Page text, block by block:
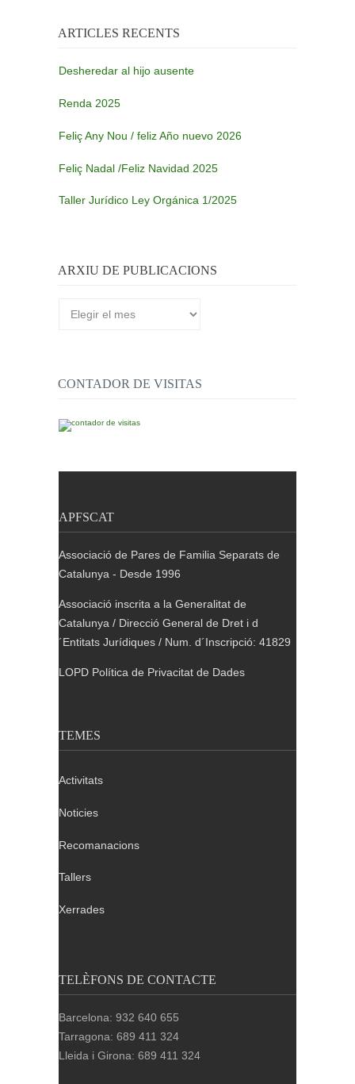
ARTICLES RECENTS
Desheredar al hijo ausente
Renda 2025
Feliç Any Nou / feliz Año nuevo 2026
Feliç Nadal /Feliz Navidad 2025
Taller Jurídico Ley Orgánica 1/2025
ARXIU DE PUBLICACIONS
CONTADOR DE VISITAS
APFSCAT
Associació de Pares de Familia Separats de
Catalunya - Desde 1996
Associació inscrita a la Generalitat de
Catalunya / Direcció General de Dret i d
´Entitats Jurídiques / Num. d´Inscripció: 41829
LOPD Política de Privacitat de Dades
TEMES
Activitats
Noticies
Recomanacions
Tallers
Xerrades
TELÈFONS DE CONTACTE
Barcelona: 932 640 655
Tarragona: 689 411 324
Lleida i Girona: 689 411 324